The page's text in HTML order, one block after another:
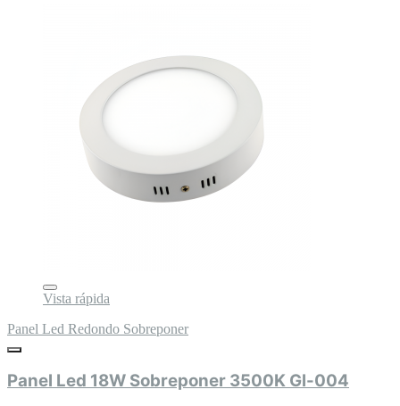
Vista rápida
Panel Led Redondo Sobreponer
Panel Led 18W Sobreponer 3500K Gl-004